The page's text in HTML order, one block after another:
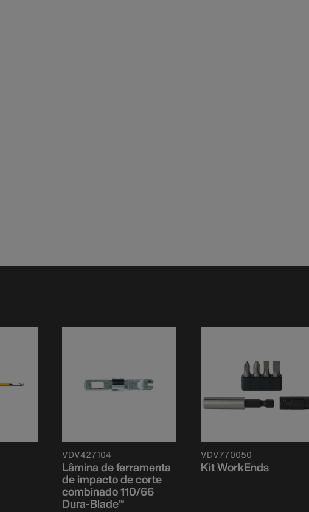
VDV427104
Lâmina de ferramenta
de impacto de corte
combinado 110/66
Dura-Blade™
VDV770050
Kit WorkEnds